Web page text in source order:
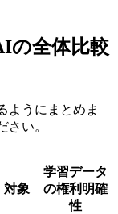
の全体比較
ようにまとめま
さい。
対象
学習データ
の権利明確
性